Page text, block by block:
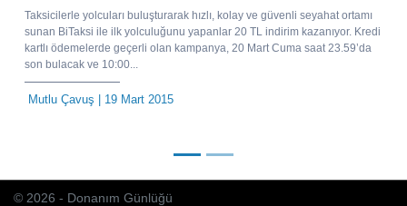
Taksicilerle yolcuları buluşturarak hızlı, kolay ve güvenli seyahat ortamı
sunan BiTaksi ile ilk yolculuğunu yapanlar 20 TL indirim kazanıyor. Kredi
kartlı ödemelerde geçerli olan kampanya, 20 Mart Cuma saat 23.59’da
son bulacak ve 10:00...
Mutlu Çavuş | 19 Mart 2015
© 2026 - Donanım Günlüğü